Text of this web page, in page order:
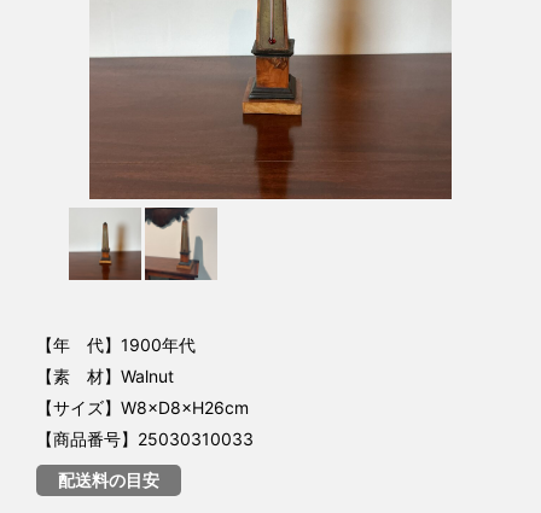
【年 代】1900年代
【素 材】Walnut
【サイズ】W8×D8×H26cm
【商品番号】25030310033
配送料の目安